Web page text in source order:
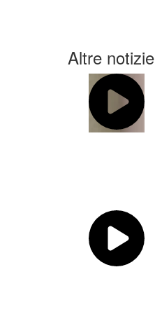
Altre notizie